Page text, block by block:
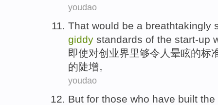
youdao
That would be a breathtakingly
giddy standards of the start-up
即使对创业界里够令人 晕眩的标
的陡增。
youdao
But for those who have built the